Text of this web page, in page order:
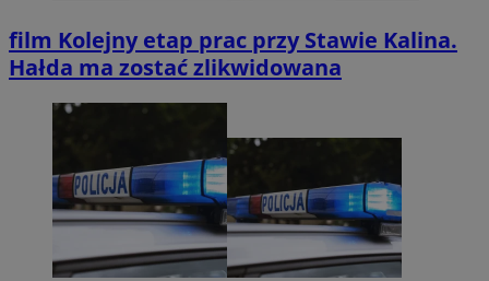
film Kolejny etap prac przy Stawie Kalina.
Hałda ma zostać zlikwidowana